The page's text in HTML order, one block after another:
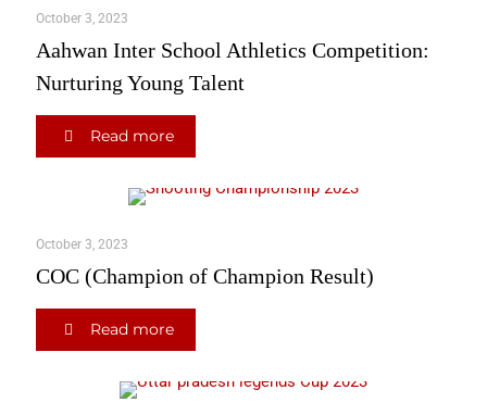
October 3, 2023
Aahwan Inter School Athletics Competition:
Nurturing Young Talent
Read more
October 3, 2023
COC (Champion of Champion Result)
Read more